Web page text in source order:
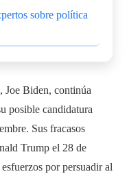
sobre política
Joe Biden, continúa
posible candidatura
Sus fracasos
Trump el 28 de
por persuadir al